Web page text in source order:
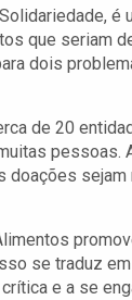
que seriam
dois
de 20
pessoas.
se traduz
e a se